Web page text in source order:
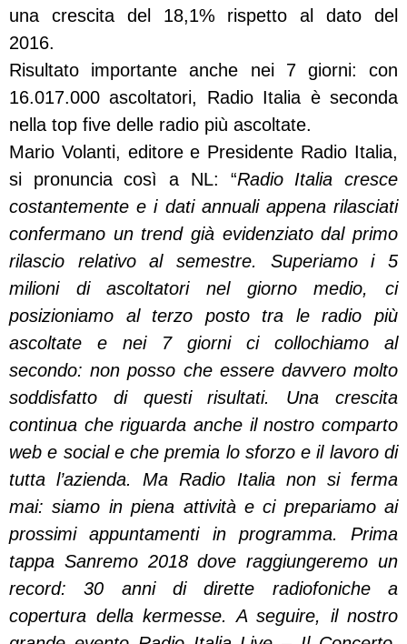
una crescita del 18,1% rispetto al dato del
2016.
Risultato importante anche nei 7 giorni: con
16.017.000 ascoltatori, Radio Italia è seconda
nella top five delle radio più ascoltate.
Mario Volanti, editore e Presidente Radio Italia,
si pronuncia così a NL: “Radio Italia cresce
costantemente e i dati annuali appena rilasciati
confermano un trend già evidenziato dal primo
rilascio relativo al semestre. Superiamo i 5
milioni di ascoltatori nel giorno medio, ci
posizioniamo al terzo posto tra le radio più
ascoltate e nei 7 giorni ci collochiamo al
secondo: non posso che essere davvero molto
soddisfatto di questi risultati. Una crescita
continua che riguarda anche il nostro comparto
web e social e che premia lo sforzo e il lavoro di
tutta l’azienda. Ma Radio Italia non si ferma
mai: siamo in piena attività e ci prepariamo ai
prossimi appuntamenti in programma. Prima
tappa Sanremo 2018 dove raggiungeremo un
record: 30 anni di dirette radiofoniche a
copertura della kermesse. A seguire, il nostro